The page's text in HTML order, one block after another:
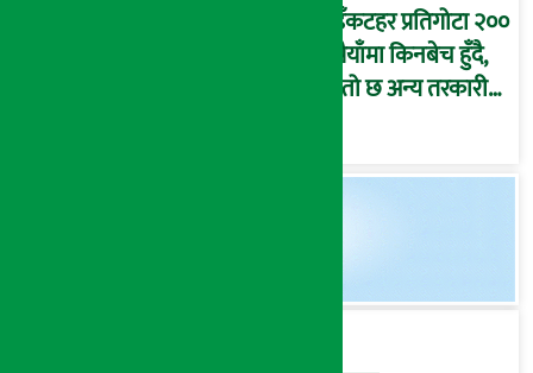
भुइँकटहर प्रतिगोटा २००
रुपैयाँमा किनबेच हुँदै,
यस्तो छ अन्य तरकारी